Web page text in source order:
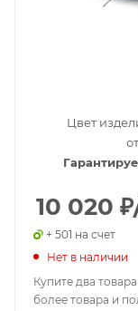
Цвет
10 020 ₽
+ 501 на счет
Нет в наличии
Купите два
более товара и